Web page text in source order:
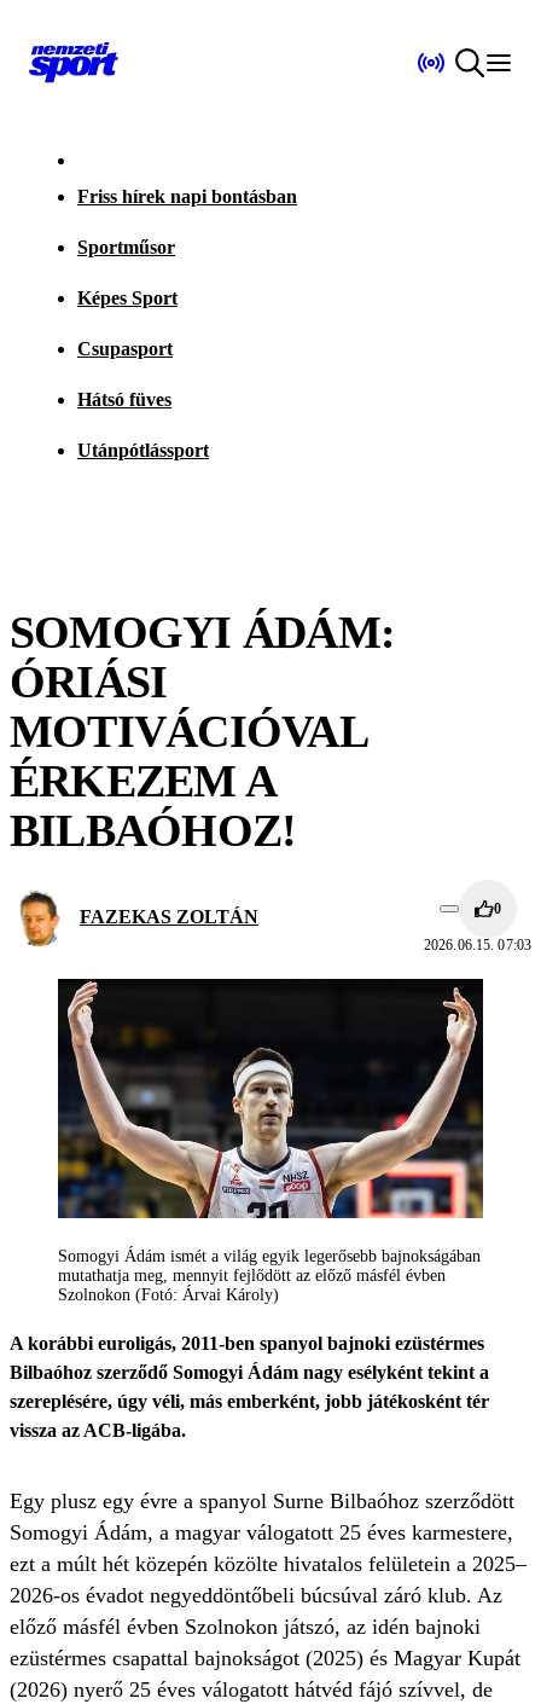
Friss hírek napi bontásban
Sportműsor
Képes Sport
Csupasport
Hátsó füves
Utánpótlássport
SOMOGYI ÁDÁM:
ÓRIÁSI
MOTIVÁCIÓVAL
ÉRKEZEM A
BILBAÓHOZ!
FAZEKAS ZOLTÁN 0
2026.06.15. 07:03
Somogyi Ádám ismét a világ egyik legerősebb bajnokságában
mutathatja meg, mennyit fejlődött az előző másfél évben
Szolnokon (Fotó: Árvai Károly)
A korábbi euroligás, 2011-ben spanyol bajnoki ezüstérmes
Bilbaóhoz szerződő Somogyi Ádám nagy esélyként tekint a
szereplésére, úgy véli, más emberként, jobb játékosként tér
vissza az ACB-ligába.
Egy plusz egy évre a spanyol Surne Bilbaóhoz szerződött
Somogyi Ádám, a magyar válogatott 25 éves karmestere,
ezt a múlt hét közepén közölte hivatalos felületein a 2025–
2026-os évadot negyeddöntőbeli búcsúval záró klub. Az
előző másfél évben Szolnokon játszó, az idén bajnoki
ezüstérmes csapattal bajnokságot (2025) és Magyar Kupát
(2026) nyerő 25 éves válogatott hátvéd fájó szívvel, de